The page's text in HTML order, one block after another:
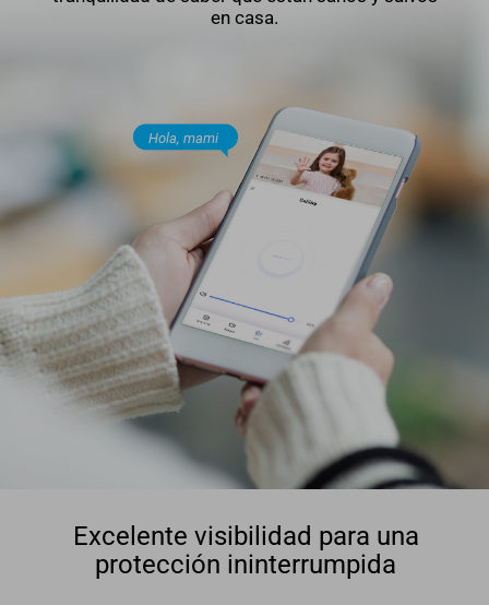
en casa.
Hola, mami
Excelente visibilidad para una
protección ininterrumpida